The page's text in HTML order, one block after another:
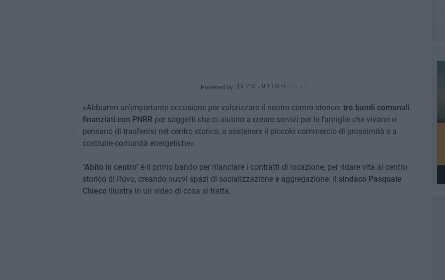
Powered by
«Abbiamo un'importante occasione per valorizzare il nostro centro storico: tre bandi comunali
finanziati con PNRRper soggetti che ci aiutino a creare servizi per le famiglie che vivono o
pensano di trasferirsi nel centro storico, a sostenere il piccolo commercio di prossimità e a
costruire comunità energetiche».
"Abito in centro" è il primo bando per rilanciare i contratti di locazione, per ridare vita al centro
storico di Ruvo, creando nuovi spazi di socializzazione e aggregazione. Il sindaco Pasquale
Chiecoillustra in un video di cosa si tratta.